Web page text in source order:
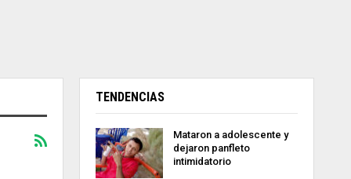
TENDENCIAS
Mataron a adolescente y
dejaron panfleto
intimidatorio